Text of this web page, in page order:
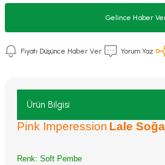
Gelince Haber
Fiyatı Düşünce Haber Ver Yorum Yaz
Ürün Bilgisi
Pink Imperession Lale
Renk: Soft Pembe